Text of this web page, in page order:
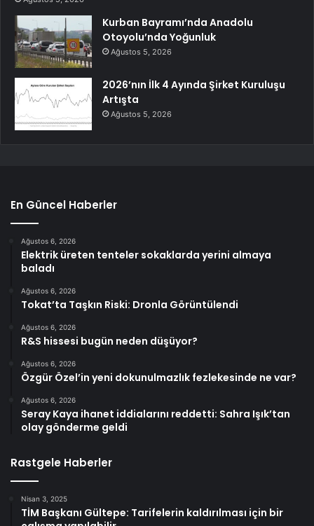
Kurban Bayramı’nda Anadolu
Otoyolu’nda Yoğunluk
Ağustos 5, 2026
2026’nın İlk 4 Ayında Şirket Kuruluşu
Artışta
Ağustos 5, 2026
En Güncel Haberler
Ağustos 6, 2026
Elektrik üreten tenteler sokaklarda yerini almaya
baladı
Ağustos 6, 2026
Tokat’ta Taşkın Riski: Dronla Görüntülendi
Ağustos 6, 2026
R&S hissesi bugün neden düşüyor?
Ağustos 6, 2026
Özgür Özel’in yeni dokunulmazlık fezlekesinde ne var?
Ağustos 6, 2026
Seray Kaya ihanet iddialarını reddetti: Sahra Işık’tan
olay gönderme geldi
Rastgele Haberler
Nisan 3, 2025
TİM Başkanı Gültepe: Tarifelerin kaldırılması için bir